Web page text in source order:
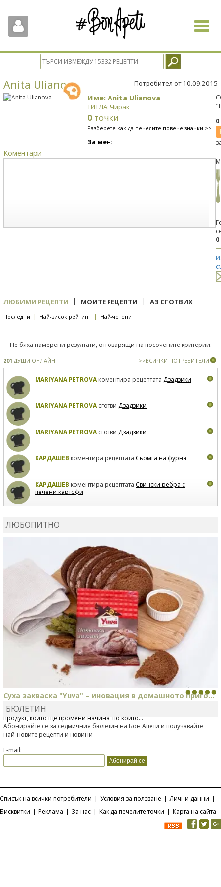
Toggle
Anita Ulianova Потребител от 10.09.2015
Име: Anita Ulianova
ТИТЛА: Чирак
0 точки
Разберете как да печелите повече значки >>
За мен:
Коментари
0
ЛЮБИМИ РЕЦЕПТИ | МОИТЕ РЕЦЕПТИ | АЗ СГОТВИХ
Последни | Най-висок рейтинг | Най-четени
Не бяха намерени резултати, отговарящи на посочените критерии.
201 ДУШИ ОНЛАЙН >>ВСИЧКИ ПОТРЕБИТЕЛИ
MARIYANA PETROVAкоментира рецептата Дзадзики
MARIYANA PETROVAсготви Дзадзики
MARIYANA PETROVAсготви Дзадзики
КАРДАШЕВ коментира рецептата Сьомга на фурна
КАРДАШЕВ коментира рецептата Свински ребра с
печени картофи
ЛЮБОПИТНО
Суха закваска "Yuva" – иновация в домашното приго...
Отскоро Лесафр България стартира предлагането на изцяло нов
продукт, който ще промени начина, по който...
БЮЛЕТИН
Абонирайте се за седмичния бюлетин на Бон Апети и получавайте
най-новите рецепти и новини
E-mail:
Списък на всички потребители | Условия за ползване | Лични данни |
Бисквитки | Реклама | За нас | Как да печелите точки | Карта на сайта